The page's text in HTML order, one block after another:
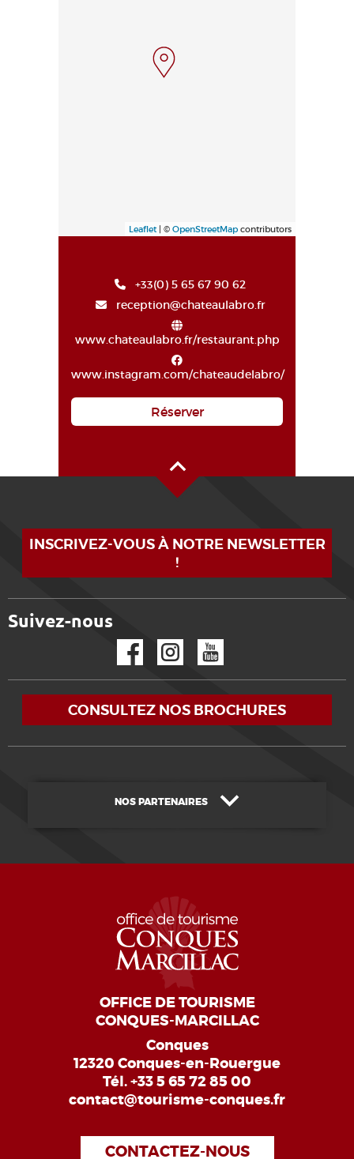
Leaflet| © OpenStreetMap contributors
+33(0) 5 65 67 90 62
reception@chateaulabro.fr
www.chateaulabro.fr/restaurant.php
www.instagram.com/chateaudelabro/
Réserver
INSCRIVEZ-VOUS À NOTRE NEWSLETTER
!
Suivez-nous
CONSULTEZ NOS BROCHURES
NOS PARTENAIRES
OFFICE DE TOURISME
CONQUES-MARCILLAC
Conques
12320 Conques-en-Rouergue
Tél.+33 5 65 72 85 00
contact@tourisme-conques.fr
CONTACTEZ-NOUS